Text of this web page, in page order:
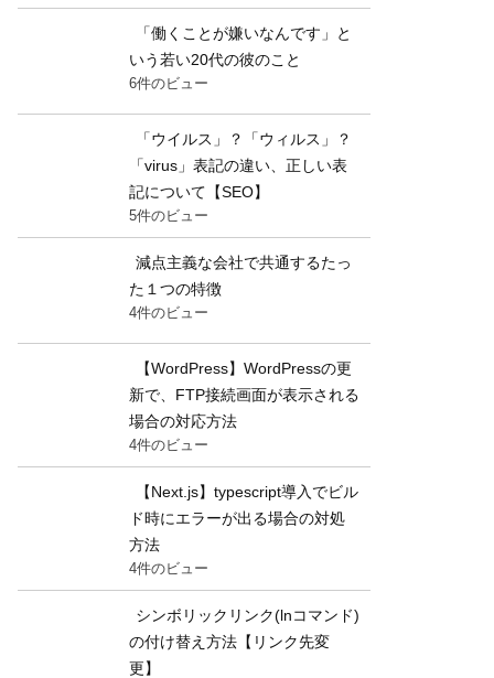
「働くことが嫌いなんです」と
いう若い20代の彼のこと
6件のビュー
「ウイルス」？「ウィルス」？
「virus」表記の違い、正しい表
記について【SEO】
5件のビュー
減点主義な会社で共通するたっ
た１つの特徴
4件のビュー
【WordPress】WordPressの更
新で、FTP接続画面が表示される
場合の対応方法
4件のビュー
【Next.js】typescript導入でビル
ド時にエラーが出る場合の対処
方法
4件のビュー
シンボリックリンク(lnコマンド)
の付け替え方法【リンク先変
更】